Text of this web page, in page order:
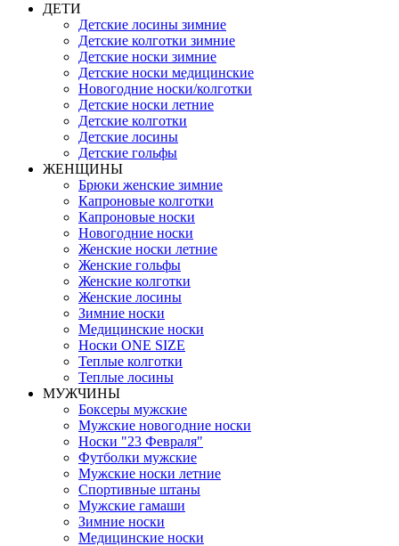
ДЕТИ
Детские лосины зимние
Детские колготки зимние
Детские носки зимние
Детские носки медицинские
Новогодние носки/колготки
Детские носки летние
Детские колготки
Детские лосины
Детские гольфы
ЖЕНЩИНЫ
Брюки женские зимние
Капроновые колготки
Капроновые носки
Новогодние носки
Женские носки летние
Женские гольфы
Женские колготки
Женские лосины
Зимние носки
Медицинские носки
Носки ONE SIZE
Теплые колготки
Теплые лосины
МУЖЧИНЫ
Боксеры мужские
Мужские новогодние носки
Носки "23 Февраля"
Футболки мужские
Мужские носки летние
Спортивные штаны
Мужские гамаши
Зимние носки
Медицинские носки